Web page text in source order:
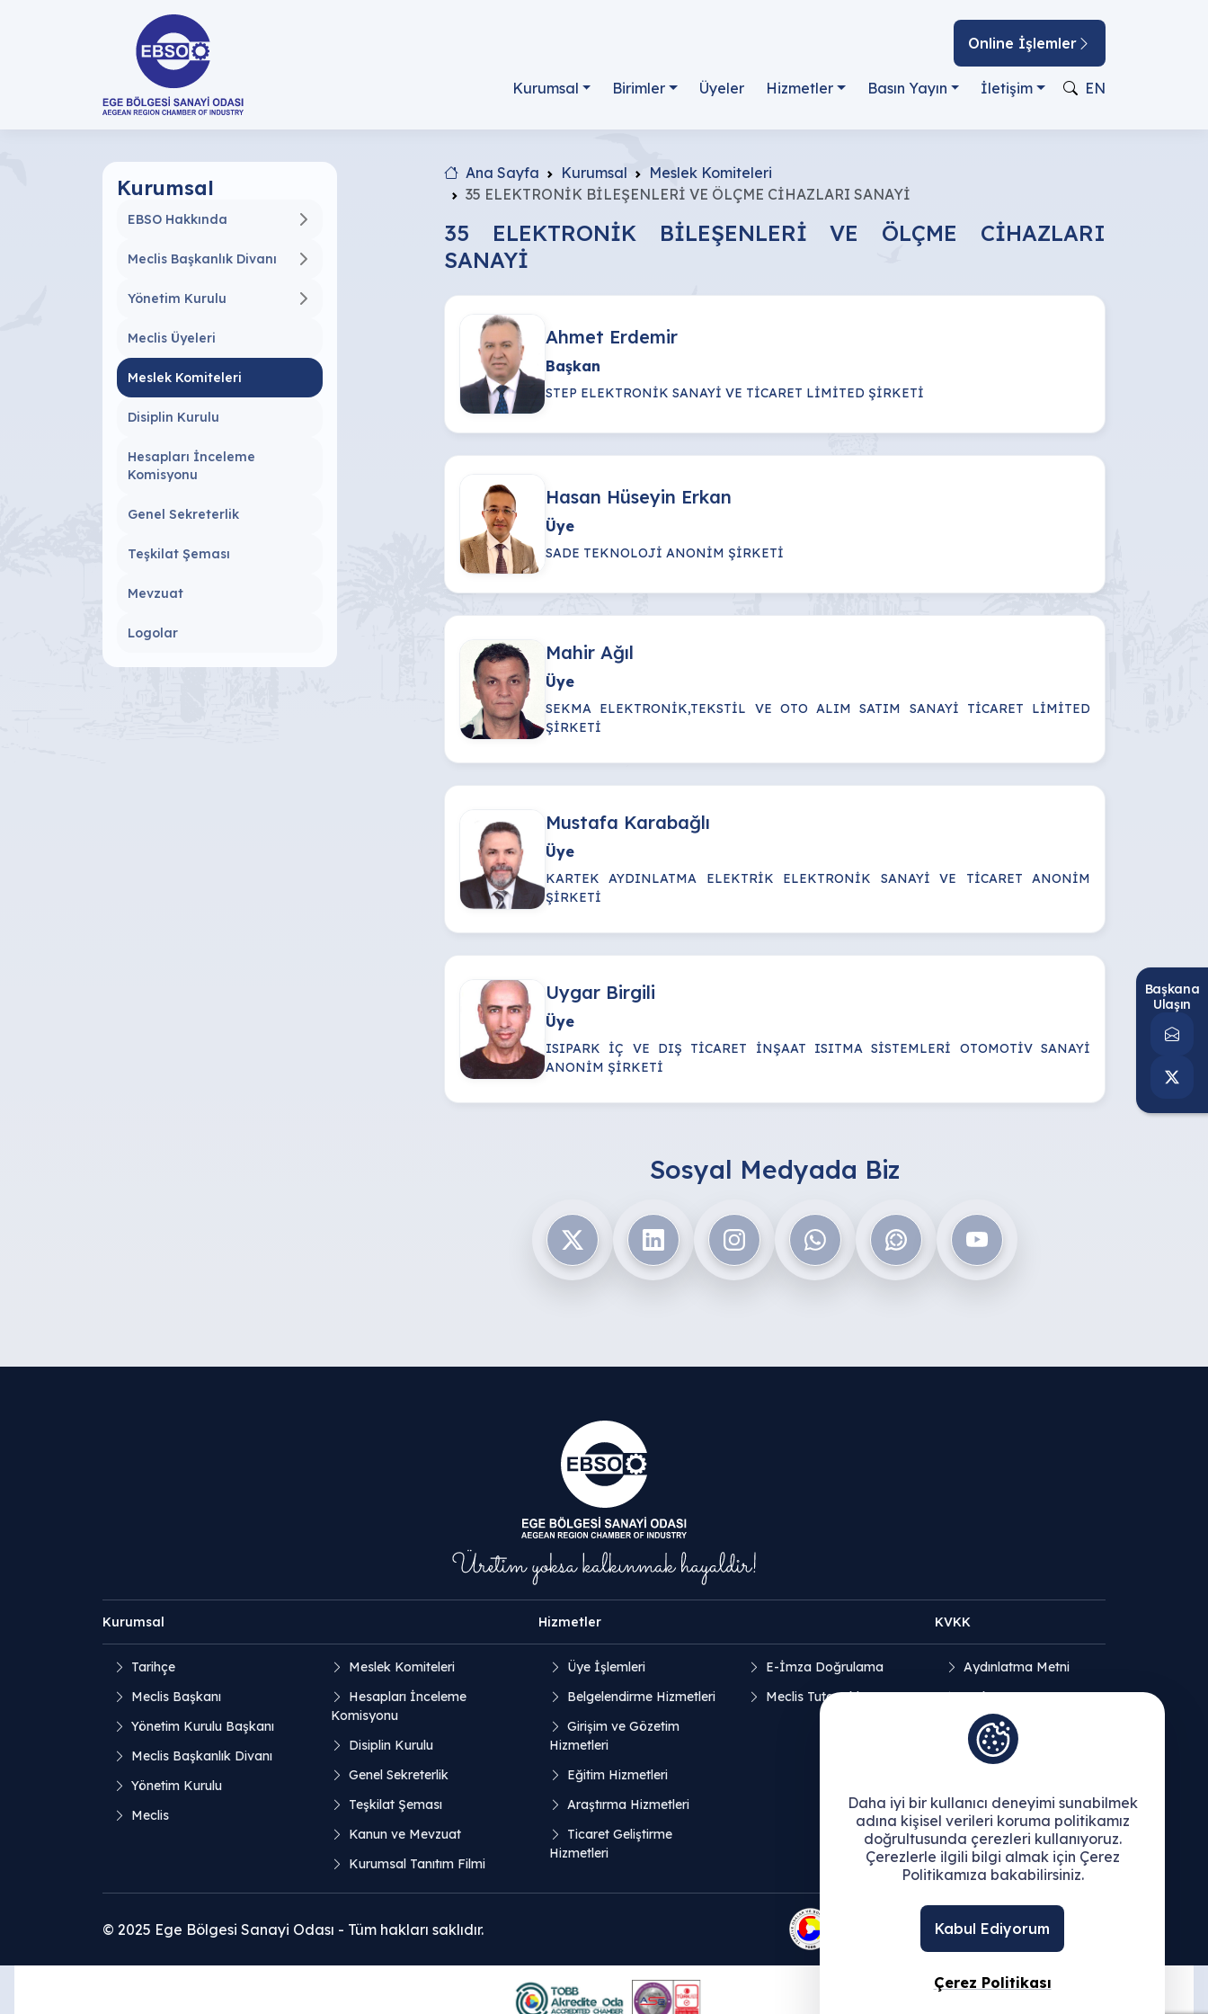
Online İşlemler
Kurumsal Birimler Üyeler Hizmetler Basın Yayın İletişim EN
Ana Sayfa Kurumsal
Meslek Komiteleri
35 ELEKTRONİK BİLEŞENLERİ VE ÖLÇME CİHAZLARI SANAYİ
35 ELEKTRONİK BİLEŞENLERİ VE ÖLÇME CİHAZLARI
SANAYİ
Ahmet Erdemir
Başkan
STEP ELEKTRONİK SANAYİ VE TİCARET LİMİTED ŞİRKETİ
Hasan Hüseyin Erkan
Üye
SADE TEKNOLOJİ ANONİM ŞİRKETİ
Mahir Ağıl
Üye
SEKMA ELEKTRONİK,TEKSTİL VE OTO ALIM SATIM SANAYİ TİCARET LİMİTED
ŞİRKETİ
Mustafa Karabağlı
Üye
KARTEK AYDINLATMA ELEKTRİK ELEKTRONİK SANAYİ VE TİCARET ANONİM
ŞİRKETİ
Uygar Birgili
Üye
ISIPARK İÇ VE DIŞ TİCARET İNŞAAT ISITMA SİSTEMLERİ OTOMOTİV SANAYİ
ANONİM ŞİRKETİ
Sosyal Medyada Biz
Kurumsal
EBSO Hakkında
Meclis Başkanlık Divanı
Yönetim Kurulu
Meclis Üyeleri
Meslek Komiteleri
Disiplin Kurulu
Hesapları İnceleme
Komisyonu
Genel Sekreterlik
Teşkilat Şeması
Mevzuat
Logolar
Kurumsal
Tarihçe
Meclis Başkanı
Yönetim Kurulu Başkanı
Meclis Başkanlık Divanı
Yönetim Kurulu
Meclis
Meslek Komiteleri
Hesapları İnceleme
Komisyonu
Disiplin Kurulu
Genel Sekreterlik
Teşkilat Şeması
Kanun ve Mevzuat
Kurumsal Tanıtım Filmi
Hizmetler
Üye İşlemleri
Belgelendirme Hizmetleri
Girişim ve Gözetim
Hizmetleri
Eğitim Hizmetleri
Araştırma Hizmetleri
Ticaret Geliştirme
Hizmetleri
E-İmza Doğrulama
Meclis Tutanakları
KVKK
Aydınlatma Metni
Açık Rıza Beyanı
Çerez Politikası
© 2025 Ege Bölgesi Sanayi Odası - Tüm hakları saklıdır.
Başkana
Ulaşın
Daha iyi bir kullanıcı deneyimi sunabilmek
adına kişisel verileri koruma politikamız
doğrultusunda çerezleri kullanıyoruz.
Çerezlerle ilgili bilgi almak için Çerez
Politikamıza bakabilirsiniz.
Kabul Ediyorum
Çerez Politikası